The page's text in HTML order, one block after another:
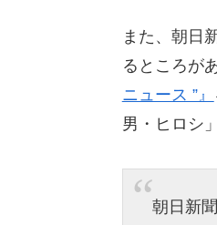
また、朝日
るところが
ニュース ”』
男・ヒロシ
朝日新